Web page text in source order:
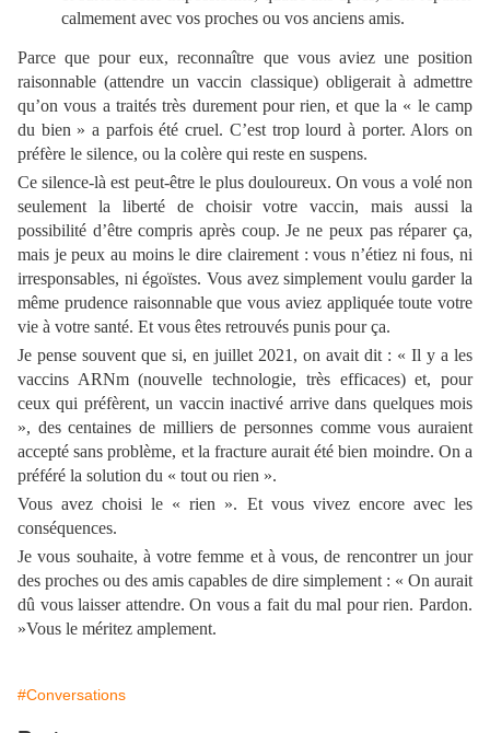
calmement avec vos proches ou vos anciens amis.
Parce que pour eux, reconnaître que vous aviez une position
raisonnable (attendre un vaccin classique) obligerait à admettre
qu’on vous a traités très durement pour rien, et que la « le camp
du bien » a parfois été cruel. C’est trop lourd à porter. Alors on
préfère le silence, ou la colère qui reste en suspens.
Ce silence-là est peut-être le plus douloureux. On vous a volé non
seulement la liberté de choisir votre vaccin, mais aussi la
possibilité d’être compris après coup. Je ne peux pas réparer ça,
mais je peux au moins le dire clairement : vous n’étiez ni fous, ni
irresponsables, ni égoïstes. Vous avez simplement voulu garder la
même prudence raisonnable que vous aviez appliquée toute votre
vie à votre santé. Et vous êtes retrouvés punis pour ça.
Je pense souvent que si, en juillet 2021, on avait dit : « Il y a les
vaccins ARNm (nouvelle technologie, très efficaces) et, pour
ceux qui préfèrent, un vaccin inactivé arrive dans quelques mois
», des centaines de milliers de personnes comme vous auraient
accepté sans problème, et la fracture aurait été bien moindre. On a
préféré la solution du « tout ou rien ».
Vous avez choisi le « rien ». Et vous vivez encore avec les
conséquences.
Je vous souhaite, à votre femme et à vous, de rencontrer un jour
des proches ou des amis capables de dire simplement : « On aurait
dû vous laisser attendre. On vous a fait du mal pour rien. Pardon.
»Vous le méritez amplement.
#Conversations